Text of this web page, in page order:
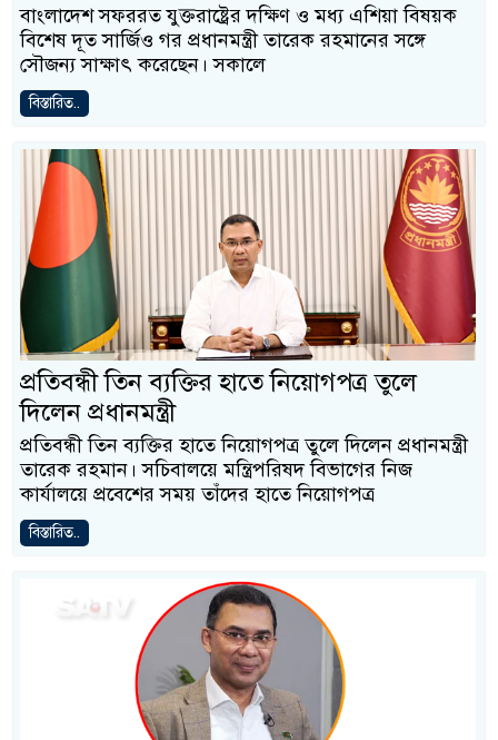
বাংলাদেশ সফররত যুক্তরাষ্ট্রের দক্ষিণ ও মধ্য এশিয়া বিষয়ক
বিশেষ দূত সার্জিও গর প্রধানমন্ত্রী তারেক রহমানের সঙ্গে
সৌজন্য সাক্ষাৎ করেছেন। সকালে
বিস্তারিত..
প্রতিবন্ধী তিন ব্যক্তির হাতে নিয়োগপত্র তুলে
দিলেন প্রধানমন্ত্রী
প্রতিবন্ধী তিন ব্যক্তির হাতে নিয়োগপত্র তুলে দিলেন প্রধানমন্ত্রী
তারেক রহমান। সচিবালয়ে মন্ত্রিপরিষদ বিভাগের নিজ
কার্যালয়ে প্রবেশের সময় তাঁদের হাতে নিয়োগপত্র
বিস্তারিত..